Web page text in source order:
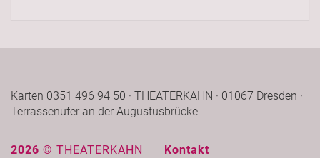
Karten 0351 496 94 50 · THEATERKAHN · 01067 Dresden ·
Terrassenufer an der Augustusbrücke
2026 © THEATERKAHN
Kontakt